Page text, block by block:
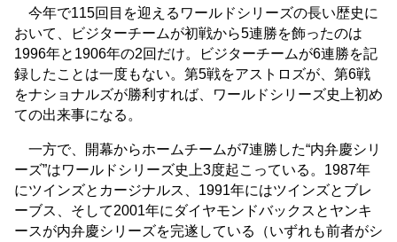
今年で115回目を迎えるワールドシリーズの長い歴史に
おいて、ビジターチームが初戦から5連勝を飾ったのは
1996年と1906年の2回だけ。ビジターチームが6連勝を記
録したことは一度もない。第5戦をアストロズが、第6戦
をナショナルズが勝利すれば、ワールドシリーズ史上初め
ての出来事になる。
一方で、開幕からホームチームが7連勝した“内弁慶シリ
ーズ”はワールドシリーズ史上3度起こっている。1987年
にツインズとカージナルス、1991年にはツインズとブレ
ーブス、そして2001年にダイヤモンドバックスとヤンキ
ースが内弁慶シリーズを完遂している（いずれも前者がシ